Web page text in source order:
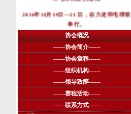
2016年10月19日—21 日，在力龙羽毛球馆
举行。
协会概况
------协会简介------
------协会章程------
------组织机构------
------领导致辞------
------赛程活动------
------联系方式------